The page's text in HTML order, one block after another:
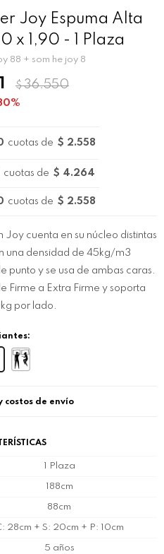
Joy Espuma Alta
x 1,90 - 1 Plaza
88 + som he joy 8
$ 36.550
cuotas de $ 2.558
cuotas de $ 4.264
cuotas de $ 2.558
Joy cuenta en su núcleo distintas
una densidad de 45kg/m3
punto y se usa de ambas caras.
Firme a Extra Firme y soporta
por lado.
costos de envío
1 Plaza
188cm
88cm
28cm + S: 20cm + P: 10cm
5 años